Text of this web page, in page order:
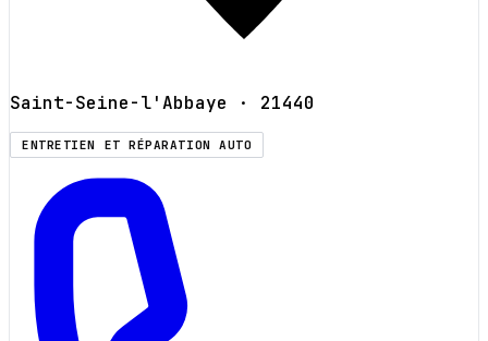
Saint-Seine-l'Abbaye · 21440
ENTRETIEN ET RÉPARATION AUTO